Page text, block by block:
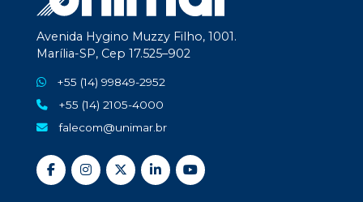
Avenida Hygino Muzzy Filho, 1001.
Marília-SP, Cep 17.525–902
+55 (14) 99849-2952
+55 (14) 2105-4000
falecom@unimar.br